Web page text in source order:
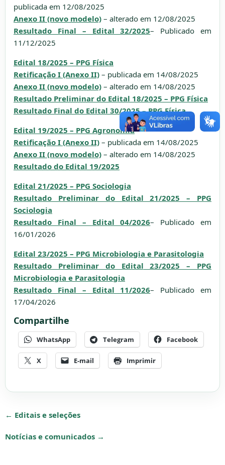
publicada em 12/08/2025
Anexo II (novo modelo) – alterado em 12/08/2025
Resultado Final – Edital 32/2025– Publicado em
11/12/2025
Edital 18/2025 – PPG Física
Retificação I (Anexo II) – publicada em 14/08/2025
Anexo II (novo modelo) – alterado em 14/08/2025
Resultado Preliminar do Edital 18/2025 – PPG Física
Resultado Final do Edital 30/2025 – PPG Física
Edital 19/2025 – PPG Agronomia
Retificação I (Anexo II) – publicada em 14/08/2025
Anexo II (novo modelo) – alterado em 14/08/2025
Resultado do Edital 19/2025
Edital 21/2025 – PPG Sociologia
Resultado Preliminar do Edital 21/2025 – PPG
Sociologia
Resultado Final – Edital 04/2026– Publicado em
16/01/2026
Edital 23/2025 – PPG Microbiologia e Parasitologia
Resultado Preliminar do Edital 23/2025 – PPG
Microbiologia e Parasitologia
Resultado Final – Edital 11/2026– Publicado em
17/04/2026
Compartilhe
WhatsApp Telegram Facebook
X E-mail Imprimir
← Editais e seleções
Notícias e comunicados →